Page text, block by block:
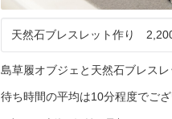
天然石ブレスレット作り
島草履オブジェと天然石ブレス
待ち時間の平均は10分程度でござ